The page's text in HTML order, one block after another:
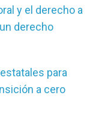
y el derecho a
derecho
para
a cero